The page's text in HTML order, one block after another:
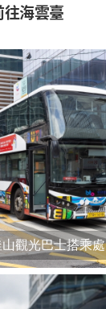
海雲臺
觀光巴士搭乘處